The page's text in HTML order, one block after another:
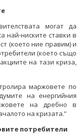
могат да
най-ниските ставки в
(което ние правим) и
(което също
на тази криза,
маржовете по
на енергийния
на дребно в
на кризата.”
потребители